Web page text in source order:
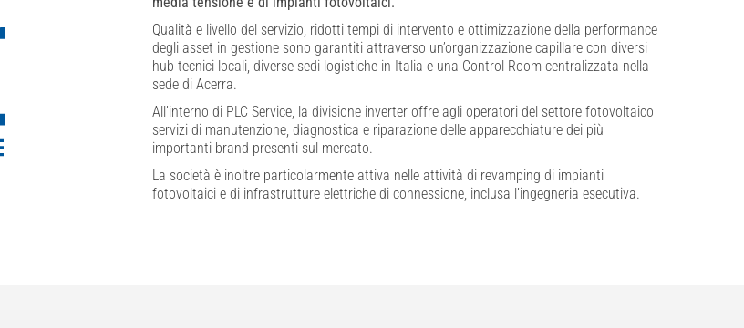
Qualità e livello del servizio, ridotti tempi di intervento e ottimizzazione della performance
degli asset in gestione sono garantiti attraverso un’organizzazione capillare con diversi
hub tecnici locali, diverse sedi logistiche in Italia e una Control Room centralizzata nella
sede di Acerra.
All’interno di PLC Service, la divisione inverter offre agli operatori del settore fotovoltaico
servizi di manutenzione, diagnostica e riparazione delle apparecchiature dei più
importanti brand presenti sul mercato.
La società è inoltre particolarmente attiva nelle attività di revamping di impianti
fotovoltaici e di infrastrutture elettriche di connessione, inclusa l’ingegneria esecutiva.